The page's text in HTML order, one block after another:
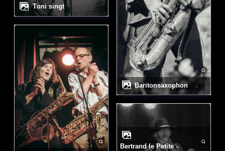
Toni singt
Baritonsaxophon
Bertrand le Petite -